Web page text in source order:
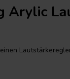
Arylic